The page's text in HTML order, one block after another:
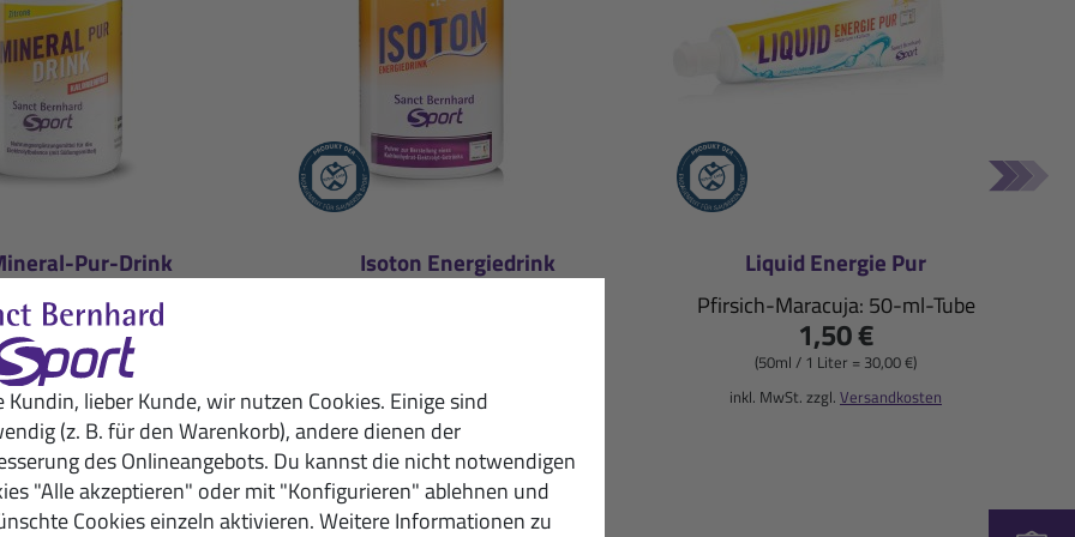
Kundin, lieber Kunde, wir nutzen Cookies. Einige sind
(z. B. für den Warenkorb), andere dienen der
des Onlineangebots. Du kannst die nicht notwendigen
"Alle akzeptieren" oder mit "Konfigurieren" ablehnen und
Cookies einzeln aktivieren. Weitere Informationen zu
Pur-Drink
100-g-Packung
9,50 €
(100g / 1 kg = 95,00 €)
zzgl. Versandkosten
Isoton Energiedrink
inkl. MwSt. zzgl.Versandkosten
Liquid Energie Pur
Pfirsich-Maracuja: 50-ml-Tube
1,50 €
(50ml / 1 Liter = 30,00 €)
inkl. MwSt. zzgl. Versandkosten